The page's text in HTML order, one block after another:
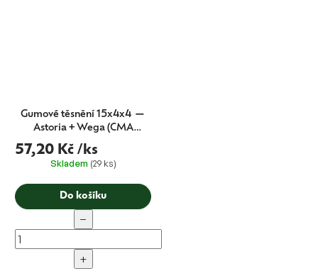
Gumové těsnění 15x4x4 —
Astoria + Wega (CMA
originál)
57,20 Kč /ks
Skladem (29 ks)
Do košíku
−
+